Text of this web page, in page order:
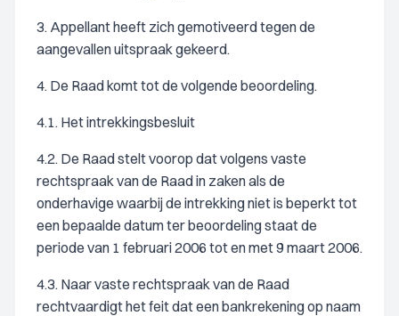
3. Appellant heeft zich gemotiveerd tegen de
aangevallen uitspraak gekeerd.
4. De Raad komt tot de volgende beoordeling.
4.1. Het intrekkingsbesluit
4.2. De Raad stelt voorop dat volgens vaste
rechtspraak van de Raad in zaken als de
onderhavige waarbij de intrekking niet is beperkt tot
een bepaalde datum ter beoordeling staat de
periode van 1 februari 2006 tot en met 9 maart 2006.
4.3. Naar vaste rechtspraak van de Raad
rechtvaardigt het feit dat een bankrekening op naam